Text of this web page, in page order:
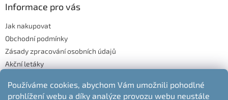
Používáme cookies, abychom Vám umožnili pohodlné
prohlížení webu a díky analýze provozu webu neustále
Informace pro vás
Jak nakupovat
Obchodní podmínky
Zásady zpracování osobních údajů
Akční letáky
Moje objednávka